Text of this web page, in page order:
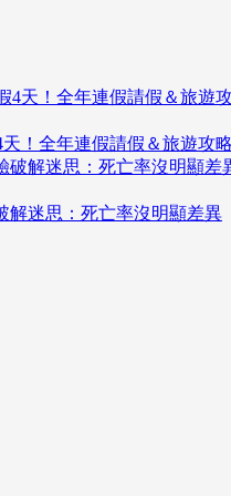
！全年連假請假＆旅遊攻
解迷思：死亡率沒明顯差異